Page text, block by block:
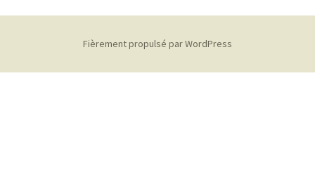
Navigation
des
Fièrement propulsé par WordPress